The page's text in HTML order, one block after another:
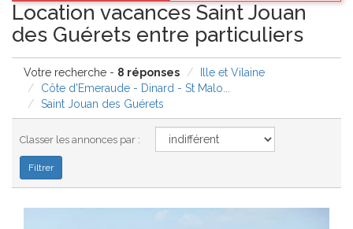
Location vacances Saint Jouan
des Guérets entre particuliers
Votre recherche - 8 réponses
Ille et Vilaine
Côte d'Emeraude - Dinard - St Malo...
Saint Jouan des Guérets
Classer les annonces par :